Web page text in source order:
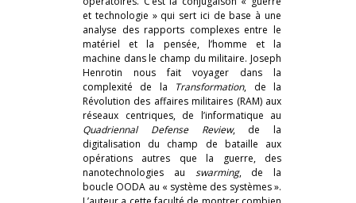
et technologie » qui sert ici de base à une
analyse des rapports complexes entre le
matériel et la pensée, l’homme et la
machine dans le champ du militaire. Joseph
Henrotin nous fait voyager dans la
complexité de la
Transformation, de la
Révolution des affaires militaires (RAM) aux
réseaux centriques, de l’informatique au
Quadriennal Defense Review, de la
digitalisation du champ de bataille aux
opérations autres que la guerre, des
nanotechnologies au swarming, de la
boucle OODA au « système des systèmes ».